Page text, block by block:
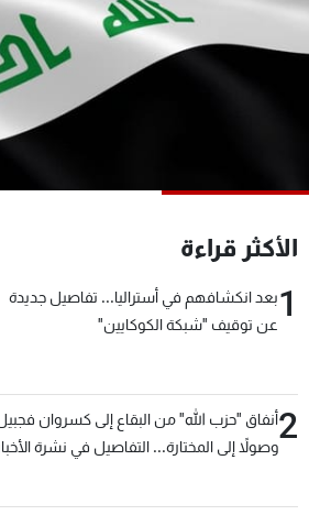
الأكثر قراءة
1بعد انكشافهم في أستراليا... تفاصيل جديدة
عن توقيف "شبكة الكوكايين"
2أنفاق "حزب الله" من البقاع إلى كسروان
وصولاً إلى المختارة... التفاصيل في نشرة
رياضة
جدول البرامج
شاهد البرامج
الترددات
عن MTV